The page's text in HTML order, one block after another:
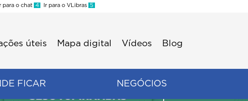
para o chat 4 Ir para o VLibras 5
úteis Mapa digital Vídeos Blog
FICAR NEGÓCIOS